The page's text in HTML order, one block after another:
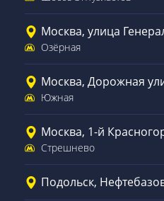
Москва, улица
Озёрная
Москва, Дорожная
Южная
Москва, 1-й
Стрешнево
Подольск,